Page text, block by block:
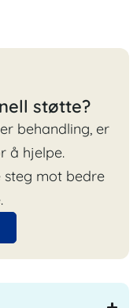
støtte?
behandling, er
å hjelpe.
mot bedre